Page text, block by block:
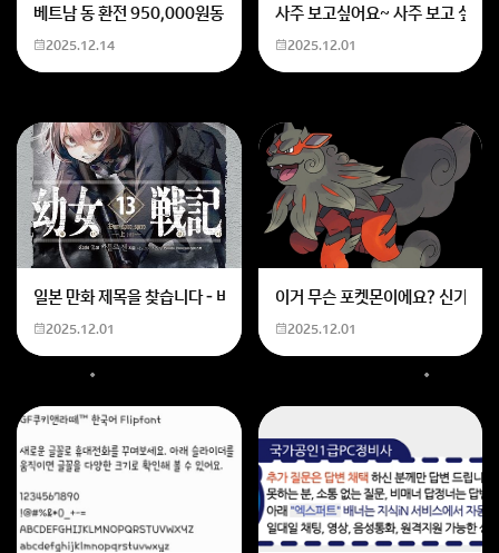
베트남 동 환전 950,000원동 한화 계산할때0하나 빼고 나누기 2하면
2025.12.14
사주 보고싶어요~ 사주 보고 싶
2025.12.01
일본 만화 제목을 찾습니다 - 비행 마법 저격 여자 기억하기로는 위의 내
2025.12.01
이거 무슨 포켓몬이에요? 신기하
2025.12.01